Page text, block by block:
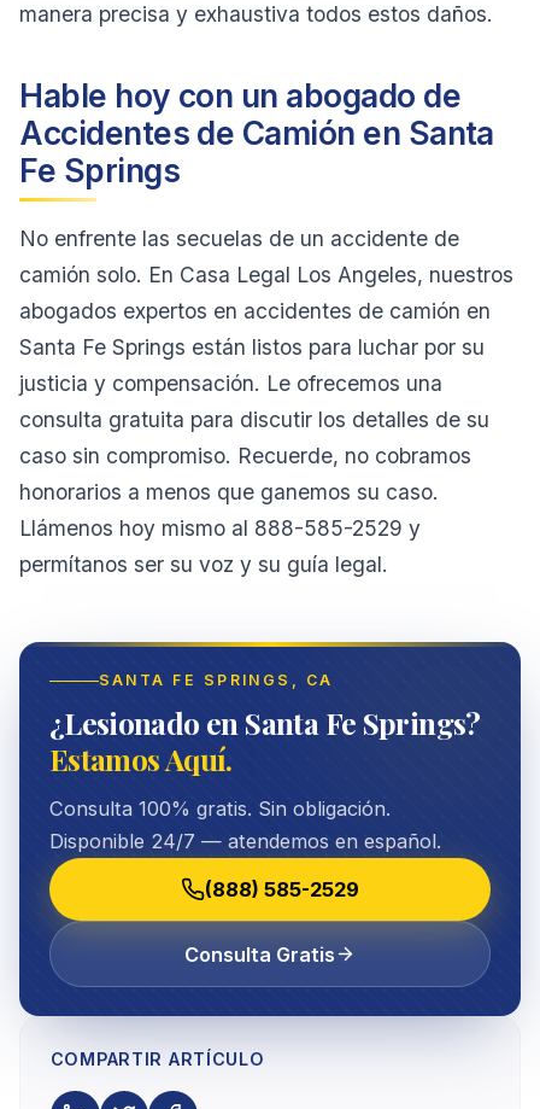
manera precisa y exhaustiva todos estos daños.
Hable hoy con un abogado de
Accidentes de Camión en Santa
Fe Springs
No enfrente las secuelas de un accidente de
camión solo. En Casa Legal Los Angeles, nuestros
abogados expertos en accidentes de camión en
Santa Fe Springs están listos para luchar por su
justicia y compensación. Le ofrecemos una
consulta gratuita para discutir los detalles de su
caso sin compromiso. Recuerde, no cobramos
honorarios a menos que ganemos su caso.
Llámenos hoy mismo al 888-585-2529 y
permítanos ser su voz y su guía legal.
SANTA FE SPRINGS , CA
¿Lesionado en Santa Fe Springs?
Estamos Aquí.
Consulta 100% gratis. Sin obligación.
Disponible 24/7 — atendemos en español.
(888) 585-2529
Consulta Gratis
COMPARTIR ARTÍCULO